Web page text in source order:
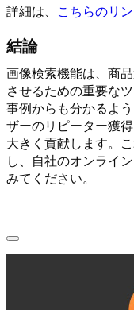
詳細は、 こちらのリ
結論
画像検索機能は、商
させるための重要な
事例からも分かるよ
ザーのリピーター獲
大きく貢献します。
し、自社のオンライ
みてください。